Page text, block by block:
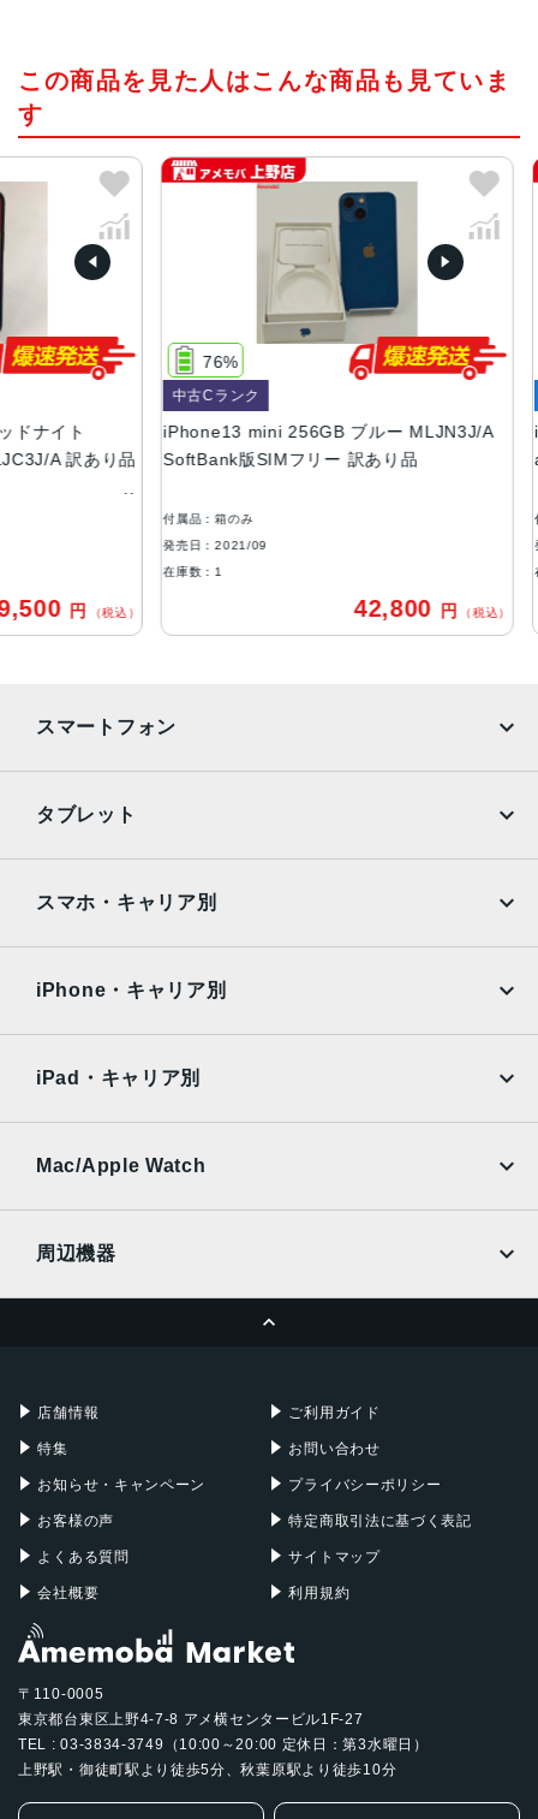
A15 Bionicチップ2つの高性能コアと4つの高効率コアを搭
載した新しい6コアCPU新しい4コアGPU新しい16コアNeu
ral Engine
カラー
(PRODUCT)RED 、スターライト、ミッドナイト、ブル
ー、ピンク、グリーン
容量
128GB、256GB、512GB
サイズ・重さ
131.5×64.2×7.65mm ・140g
液晶
5.4インチ（対角）オールスクリーンOLEDディスプレイ
IEC規格60529にもとづくIP68等級（最大水深6メートルで
ームアウト最大5倍のデジタルズーム
生体認証
TrueDepthカメラによる顔認識の有効化
発売日
2021年9月24日
この商品を見た人はこんな商品も見ていま
す
イト
訳あり品
円（税込）
iPhone13 mini 256GB ブルー MLJN3J/A
SoftBank版SIMフリー 訳あり品
76%
中古Cランク
付属品：箱のみ
発売日：2021/09
在庫数：1
42,800円（税込）
au
付属品
発売
在庫数
スマートフォン
AQUOS
OPPO Android
タブレット
Surface
Xiaomi Tablet
スマホ・キャリア別
Ymobile
UQmobile
iPhone・キャリア別
Ymobile
UQmobile
iPad・キャリア別
Mac/Apple Watch
周辺機器
店舗情報
特集
お知らせ・キャンペーン
お客様の声
よくある質問
会社概要
ご利用ガイド
お問い合わせ
プライバシーポリシー
特定商取引法に基づく表記
サイトマップ
利用規約
〒110-0005
東京都台東区上野4-7-8 アメ横センタービル1F-27
TEL : 03-3834-3749（10:00～20:00 定休日：第3水曜日）
上野駅・御徒町駅より徒歩5分、秋葉原駅より徒歩10分